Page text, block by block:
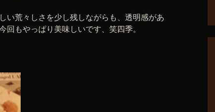
い荒々しさを少し残しながらも、透明感があ
回もやっぱり美味しいです、笑四季。